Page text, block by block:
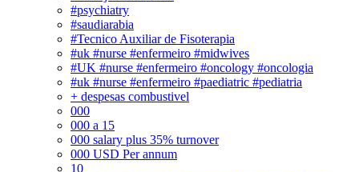
#psychiatry
#saudiarabia
#Tecnico Auxiliar de Fisoterapia
#uk #nurse #enfermeiro #midwives
#UK #nurse #enfermeiro #oncology #oncologia
#uk #nurse #enfermeiro #paediatric #pediatria
+ despesas combustivel
000
000 a 15
000 salary plus 35% turnover
000 USD Per annum
10